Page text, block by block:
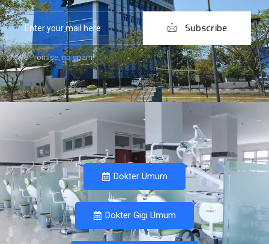
Subscribe
***We Promise, no spam!
Dokter Umum
Dokter Gigi Umum